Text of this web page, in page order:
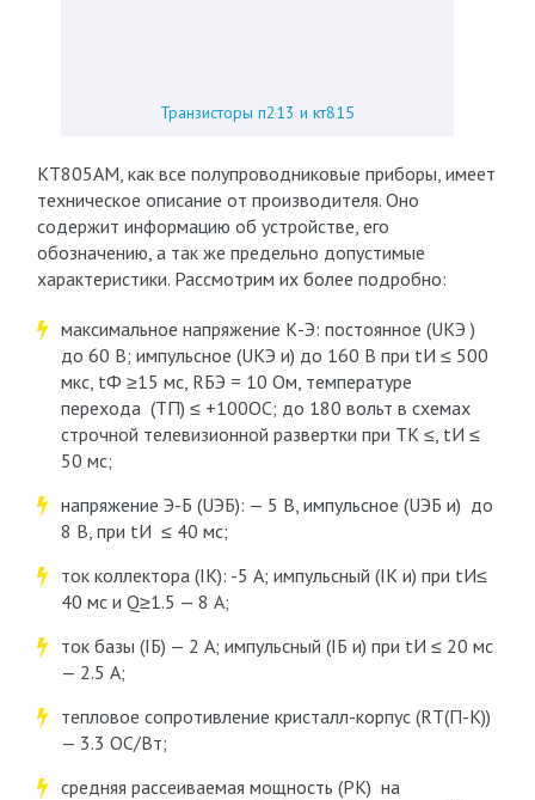
Транзисторы п213 и кт815
КТ805АМ, как все полупроводниковые приборы, имеет
техническое описание от производителя. Оно
содержит информацию об устройстве, его
обозначению, а так же предельно допустимые
характеристики. Рассмотрим их более подробно:
максимальное напряжение К-Э: постоянное (UКЭ)
до 60 В; импульсное (UКЭ и) до 160 В при tИ ≤ 500
мкс, tФ ≥15 мс, RБЭ = 10 Ом, температуре
перехода (ТП) ≤ +100OС; до 180 вольт в схемах
строчной телевизионной развертки при ТК ≤, tИ ≤
50 мс;
напряжение Э-Б (UЭБ): — 5 В, импульсное (UЭБ и) до
8 В, при tИ ≤ 40 мс;
ток коллектора (IК): -5 А; импульсный (IК и) при tИ≤
40 мс и Q≥1.5 — 8 А;
ток базы (IБ) — 2 А; импульсный (IБ и) при tИ ≤ 20 мc
— 2.5 А;
тепловое сопротивление кристалл-корпус (RТ(П-К))
— 3.3 OС/Вт;
средняя рассеиваемая мощность (PК) на